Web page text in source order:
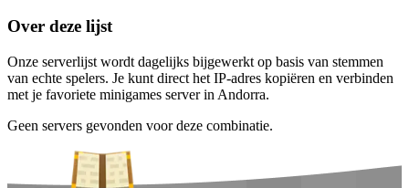
Over deze lijst
Onze serverlijst wordt dagelijks bijgewerkt op basis van stemmen
van echte spelers. Je kunt direct het IP-adres kopiëren en verbinden
met je favoriete minigames server in Andorra.
Geen servers gevonden voor deze combinatie.